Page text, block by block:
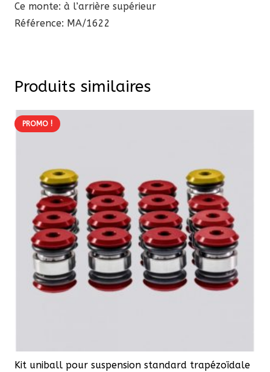
Ce monte: à l’arrière supérieur
Référence: MA/1622
Produits similaires
PROMO !
Kit uniball pour suspension standard trapézoïdale